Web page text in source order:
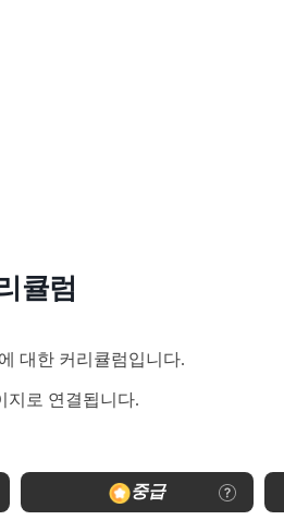
큘럼
대한 커리큘럼입니다.
지로 연결됩니다.
중급